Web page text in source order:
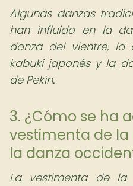
Algunas danzas
han influido en la
danza del vientre, la
kabuki japonés y la
de Pekín.
3. ¿Cómo se ha
vestimenta de
la danza
La vestimenta de